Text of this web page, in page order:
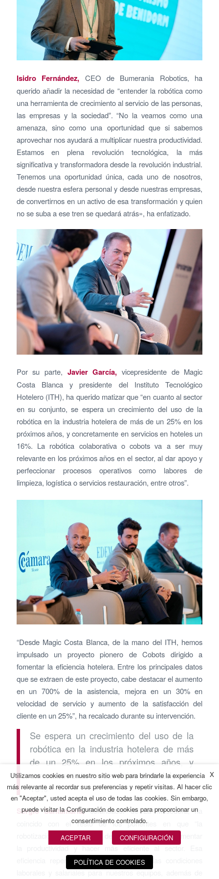
Isidro Fernández, CEO de Bumerania Robotics, ha
querido añadir la necesidad de “entender la robótica como
una herramienta de crecimiento al servicio de las personas,
las empresas y la sociedad”. “No la veamos como una
amenaza, sino como una oportunidad que si sabemos
aprovechar nos ayudará a multiplicar nuestra productividad.
Estamos en plena revolución tecnológica, la más
significativa y transformadora desde la revolución industrial.
Tenemos una oportunidad única, cada uno de nosotros,
desde nuestra esfera personal y desde nuestras empresas,
de convertirnos en un activo de esa transformación y quien
no se suba a ese tren se quedará atrás», ha enfatizado.
Por su parte, Javier García,vicepresidente de Magic
Costa Blanca y presidente del Instituto Tecnológico
Hotelero (ITH), ha querido matizar que “en cuanto al sector
en su conjunto, se espera un crecimiento del uso de la
robótica en la industria hotelera de más de un 25% en los
próximos años, y concretamente en servicios en hoteles un
16%. La robótica colaborativa o cobots va a ser muy
relevante en los próximos años en el sector, al dar apoyo y
perfeccionar procesos operativos como labores de
limpieza, logística o servicios restauración, entre otros”.
“Desde Magic Costa Blanca, de la mano del ITH, hemos
impulsado un proyecto pionero de Cobots dirigido a
fomentar la eficiencia hotelera. Entre los principales datos
que se extraen de este proyecto, cabe destacar el aumento
en un 700% de la asistencia, mejora en un 30% en
velocidad de servicio y aumento de la satisfacción del
cliente en un 25%”, ha recalcado durante su intervención.
Se espera un crecimiento del uso de la
robótica en la industria hotelera de más
de un 25% en los próximos años, y
concretamente en servicios en hoteles un
16%
Sergio Santamaría,cofundador de La Mesedora, ha
coincido con el resto de los ponentes en que “la
robotización viene al sector de la hostelería para aumentar
la productividad y hacer más eficiente al sector. Esa
eficiencia repercute en una mejora de las condiciones
laborales y salariales para nuestros equipos, además de
X
Utilizamos cookies en nuestro sitio web para brindarle la experiencia
más relevante al recordar sus preferencias y repetir visitas. Al hacer clic
en "Aceptar", usted acepta el uso de todas las cookies. Sin embargo,
puede visitar la Configuración de cookies para proporcionar un
consentimiento controlado.
ACEPTAR
CONFIGURACIÓN
POLÍTICA DE COOKIES